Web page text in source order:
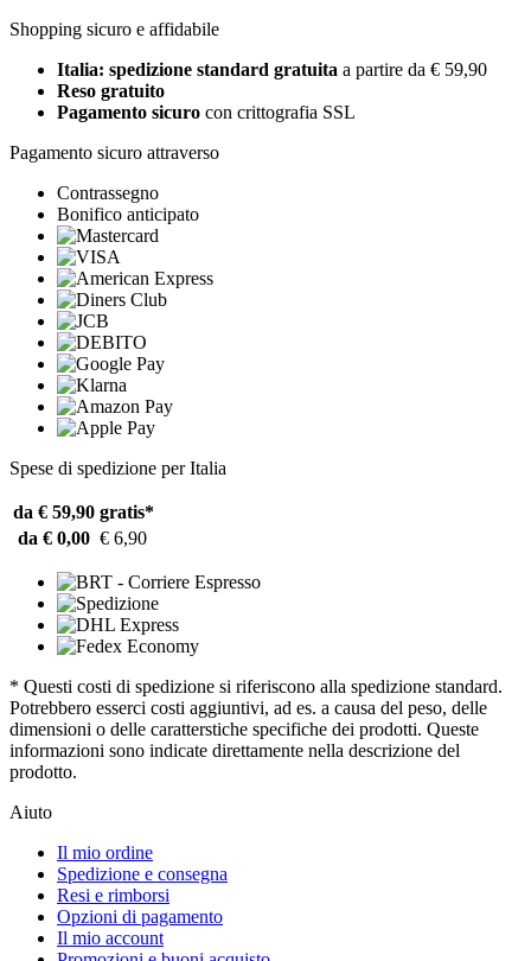
Shopping sicuro e affidabile
Italia: spedizione standard gratuita a partire da € 59,90
Reso gratuito
Pagamento sicuro con crittografia SSL
Pagamento sicuro attraverso
Contrassegno
Bonifico anticipato
Spese di spedizione per Italia
da € 59,90 gratis*
da € 0,00 € 6,90
* Questi costi di spedizione si riferiscono alla spedizione standard.
Potrebbero esserci costi aggiuntivi, ad es. a causa del peso, delle
dimensioni o delle caratterstiche specifiche dei prodotti. Queste
informazioni sono indicate direttamente nella descrizione del
prodotto.
Aiuto
Il mio ordine
Spedizione e consegna
Resi e rimborsi
Opzioni di pagamento
Il mio account